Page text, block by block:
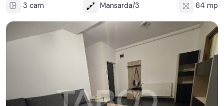
3 cam Mansarda/3 64 mp